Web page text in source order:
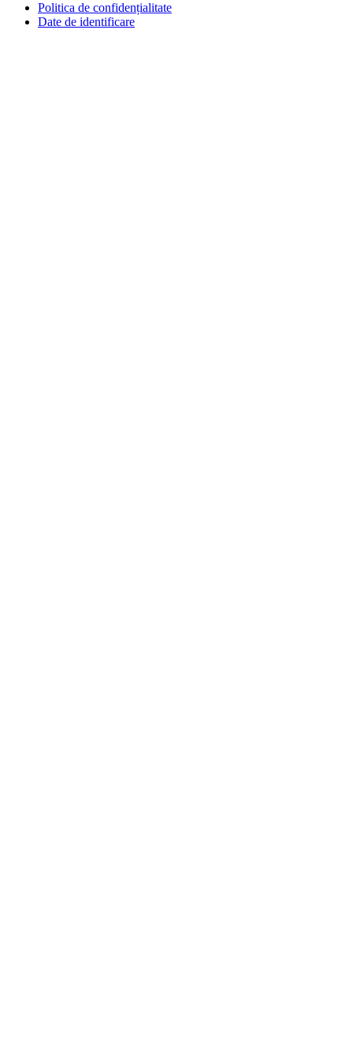
Politica de confidențialitate
Date de identificare